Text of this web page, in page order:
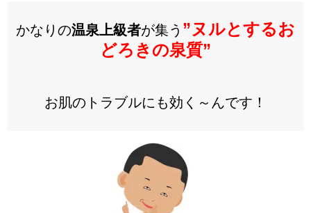
かなりの温泉上級者が集う ”ヌルとするお
どろきの泉質”
お肌のトラブルにも効く～んです！